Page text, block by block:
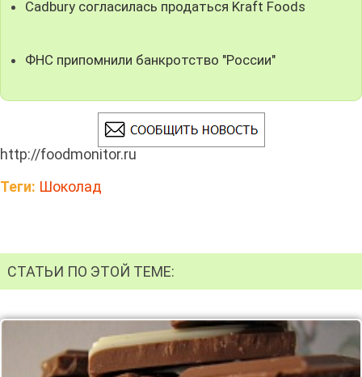
Cadbury согласилась продаться Kraft Foods
ФНС припомнили банкротство "России"
http://foodmonitor.ru
Теги: Шоколад
СТАТЬИ ПО ЭТОЙ ТЕМЕ: